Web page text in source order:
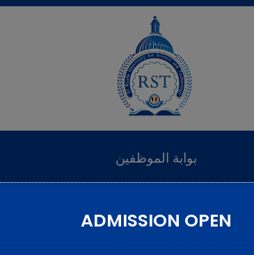
بوابة الموظفين
ADMISSION OPEN